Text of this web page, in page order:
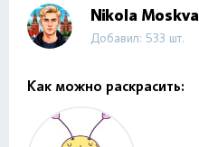
Nikola Moskva
Добавил: 533 шт.
Как можно раскрасить: